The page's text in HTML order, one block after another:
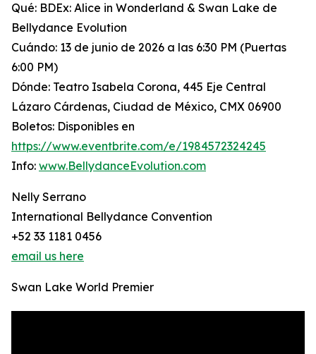
Qué: BDEx: Alice in Wonderland & Swan Lake de
Bellydance Evolution
Cuándo: 13 de junio de 2026 a las 6:30 PM (Puertas
6:00 PM)
Dónde: Teatro Isabela Corona, 445 Eje Central
Lázaro Cárdenas, Ciudad de México, CMX 06900
Boletos: Disponibles en
https://www.eventbrite.com/e/1984572324245
Info: www.BellydanceEvolution.com
Nelly Serrano
International Bellydance Convention
+52 33 1181 0456
email us here
Swan Lake World Premier